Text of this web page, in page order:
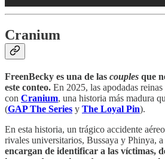
Cranium
FreenBecky es una de las couples que
este conteo. En 2025, las apodadas
con Cranium, una historia más madura
(GAP The Series y The Loyal Pin).
En esta historia, un trágico accidente
rivales universitarios, Bussaya y Phinya, a
encargan de identificar a las víctimas,